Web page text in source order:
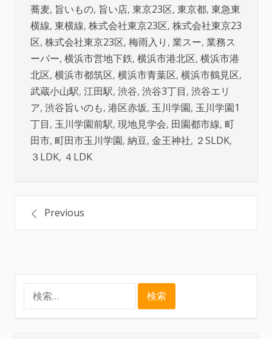
蕎麦, 旨いもの, 旨い店, 東京23区, 東京都, 東急東
横線, 東横線, 株式会社東京23区, 株式会社東京23
区, 株式会社東京23区, 梅雨入り , 業スー, 業務ス
ーパー, 横浜市営地下鉄, 横浜市港北区, 横浜市港
北区, 横浜市都筑区, 横浜市青葉区, 横浜市鶴見区,
武蔵小山駅, 江田駅, 渋谷, 渋谷3丁目, 渋谷エリ
ア, 渋谷旨いのも, 港区赤坂, 玉川学園, 玉川学園1
丁目, 玉川学園前駅, 現地見学会, 田園都市線, 町
田市, 町田市玉川学園, 納豆, 金王神社, ２SLDK,
３LDK, ４LDK
投
ナ
ビ
Previous